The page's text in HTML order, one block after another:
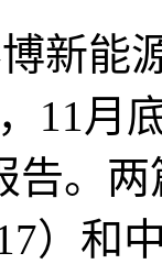
新能
11月
告。
）和